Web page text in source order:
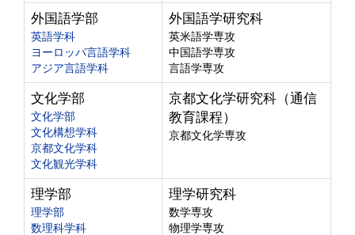
外国語学部
英語学科
ヨーロッパ言語学科
アジア言語学科
外国語学研究科
英米語学専攻
中国語学専攻
言語学専攻
文化学部
文化学部
文化構想学科
京都文化学科
文化観光学科
京都文化学研究科（通信
教育課程）
京都文化学専攻
理学部
理学部
数理科学科
理学研究科
数学専攻
物理学専攻